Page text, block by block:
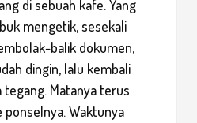
di sebuah kafe. Yang
mengetik, sesekali
balik dokumen,
dingin, lalu kembali
Matanya terus
ponselnya. Waktunya